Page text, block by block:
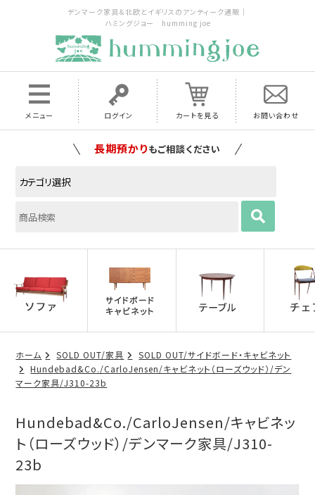
デンマーク家具＆北欧とイギリスのアンティーク通販｜
ハミングジョー humming joe
メニュー ログイン カートを見る お問い合わせ
家具の配送料は全国当店で負担いたします
ホーム SOLD OUT/家具
SOLD OUT/サイドボード・キャビネット
Hundebad&Co./CarloJensen/キャビネット（ローズウッド）/デン
マーク家具/J310-23b
Hundebad&Co./CarloJensen/キャビネッ
ト（ローズウッド）/デンマーク家具/J310-
23b